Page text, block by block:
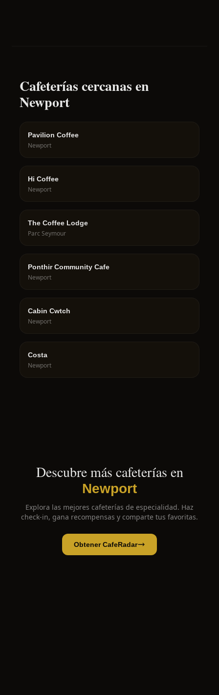
Cafeterías cercanas en
Newport
Pavilion Coffee
Newport
Hi Coffee
Newport
The Coffee Lodge
Parc Seymour
Ponthir Community Cafe
Newport
Cabin Cwtch
Newport
Costa
Newport
Descubre más cafeterías en
Newport
Explora las mejores cafeterías de especialidad. Haz
check-in, gana recompensas y comparte tus favoritas.
Obtener CafeRadar